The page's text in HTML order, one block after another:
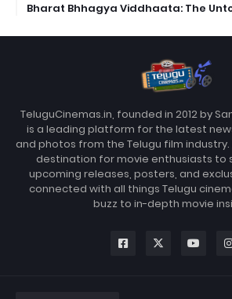
Bharat Bhhagya Viddhaata: The
TeluguCinemas.in, founded in 2012 by
is a leading platform for the latest
and photos from the Telugu film
destination for movie enthusiasts to
upcoming releases, posters, and
connected with all things Telugu
buzz to in-depth movie